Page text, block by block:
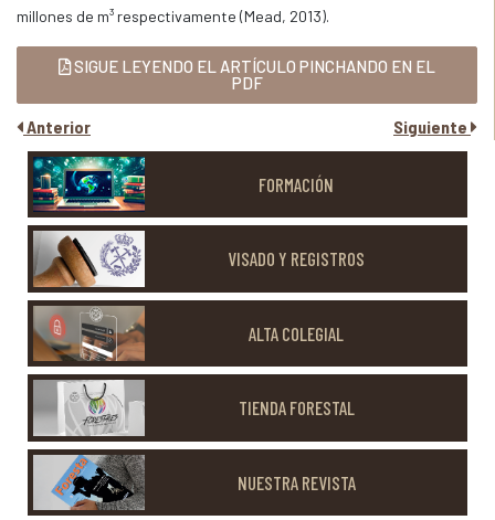
millones de m³ respectivamente (Mead, 2013).
SIGUE LEYENDO EL ARTÍCULO PINCHANDO EN EL
PDF
Anterior Siguiente
FORMACIÓN
VISADO Y REGISTROS
ALTA COLEGIAL
TIENDA FORESTAL
NUESTRA REVISTA